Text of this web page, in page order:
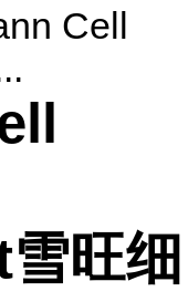
Cell
旺细